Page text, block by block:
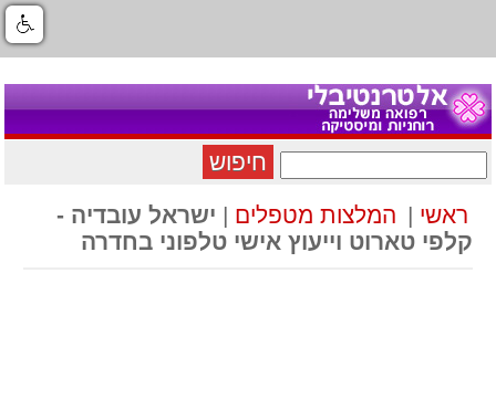
חיפוש
ראשי | המלצות מטפלים | ישראל עובדיה -
קלפי טארוט וייעוץ אישי טלפוני בחדרה